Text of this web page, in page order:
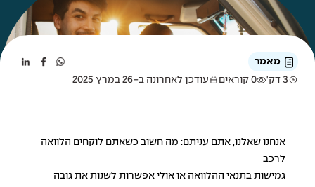
מאמר
3 דק'
0 קוראים עודכן לאחרונה ב-26 במרץ 2025
אנחנו שאלנו, אתם עניתם: מה חשוב כשאתם לוקחים הלוואה
לרכב
גמישות בתנאי ההלוואה או אולי אפשרות לשנות את גובה